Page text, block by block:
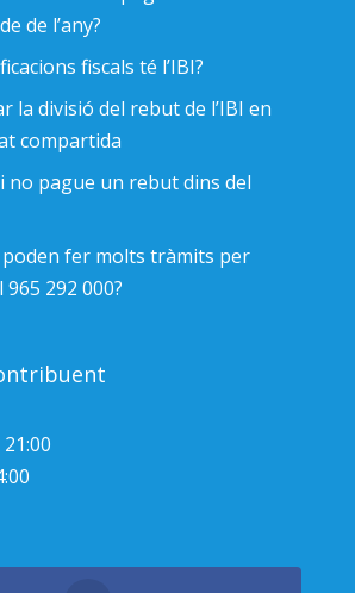
de l’any?
fiscals té l’IBI?
la divisió del rebut de l’IBI en
compartida
no pague un rebut dins del
poden fer molts tràmits per
292 000?